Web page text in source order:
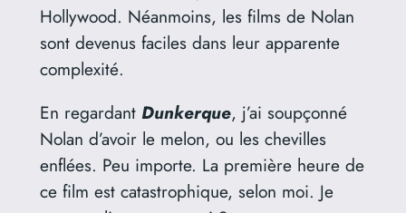
Hollywood. Néanmoins, les films de Nolan
sont devenus faciles dans leur apparente
complexité.
En regardant Dunkerque, j’ai soupçonné
Nolan d’avoir le melon, ou les chevilles
enflées. Peu importe. La première heure de
ce film est catastrophique, selon moi. Je